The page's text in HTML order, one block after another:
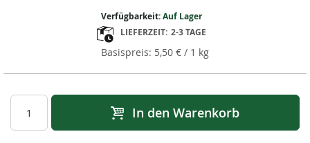
5,50 € / 1 kg
Verfügbarkeit:Auf Lager
LIEFERZEIT: 2-3 TAGE
In den Warenkorb